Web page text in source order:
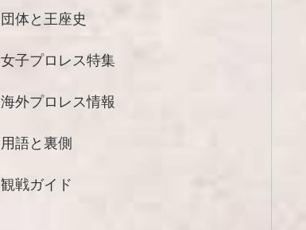
団体と王座史
女子プロレス特集
海外プロレス情報
用語と裏側
観戦ガイド